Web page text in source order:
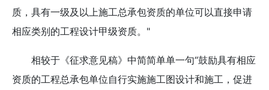
质，具有一级及以上施工总承包资质的单位可以直接申请
相应类别的工程设计甲级资质。"
相较于《征求意见稿》中简简单单一句“鼓励具有相应
资质的工程总承包单位自行实施施工图设计和施工，促进